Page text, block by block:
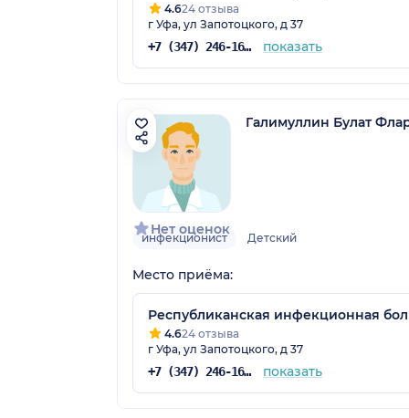
4.624 отзыва
г Уфа, ул Запотоцкого, д 37
+7 (347) 246-16-48 показать
Нет оценок
Галимуллин Булат
инфекционист Детский
Место приёма:
Республиканская инфекционная
4.624 отзыва
г Уфа, ул Запотоцкого, д 37
+7 (347) 246-16-48 показать